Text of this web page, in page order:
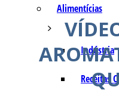
Alimentícias
Indústria
Receitas